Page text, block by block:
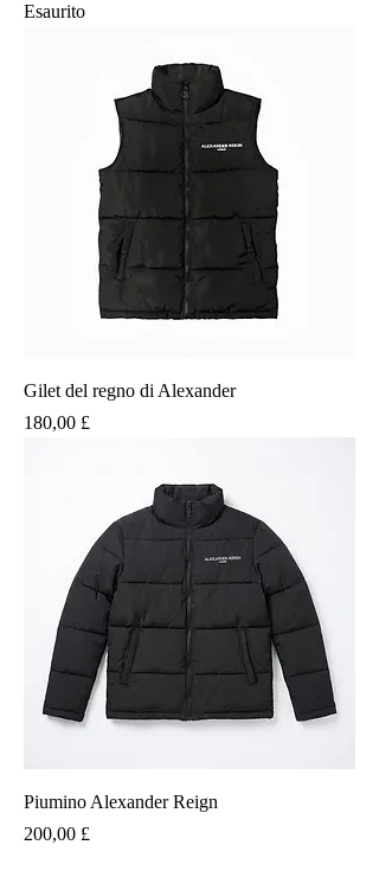
Esaurito
Gilet del regno di Alexander
Prezzo
180,00 £
Piumino Alexander Reign
Prezzo
200,00 £